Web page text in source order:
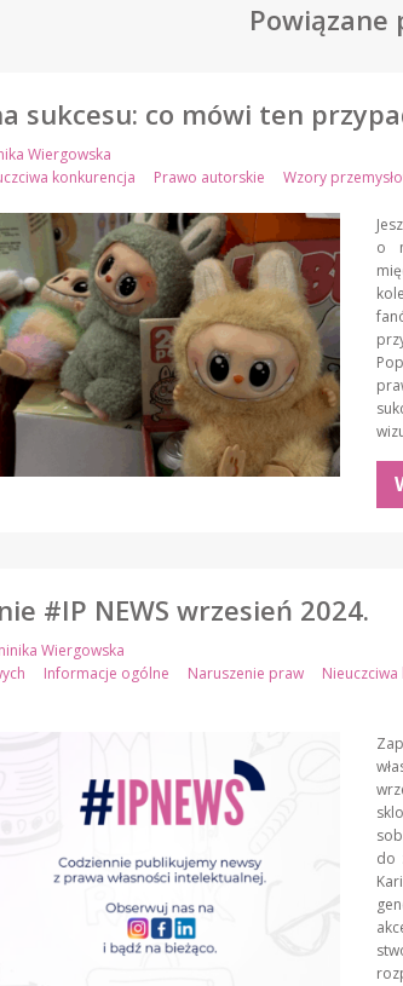
Powiązane
sukcesu: co mówi ten
Wiergowska
konkurencja Prawo autorskie Wzory
o
#IP NEWS wrzesień 2024.
Wiergowska
Informacje ogólne Naruszenie praw
do